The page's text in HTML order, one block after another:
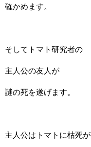
確かめます。
そしてトマト研究者の
主人公の友人が
謎の死を遂げます。
主人公はトマトに枯死が